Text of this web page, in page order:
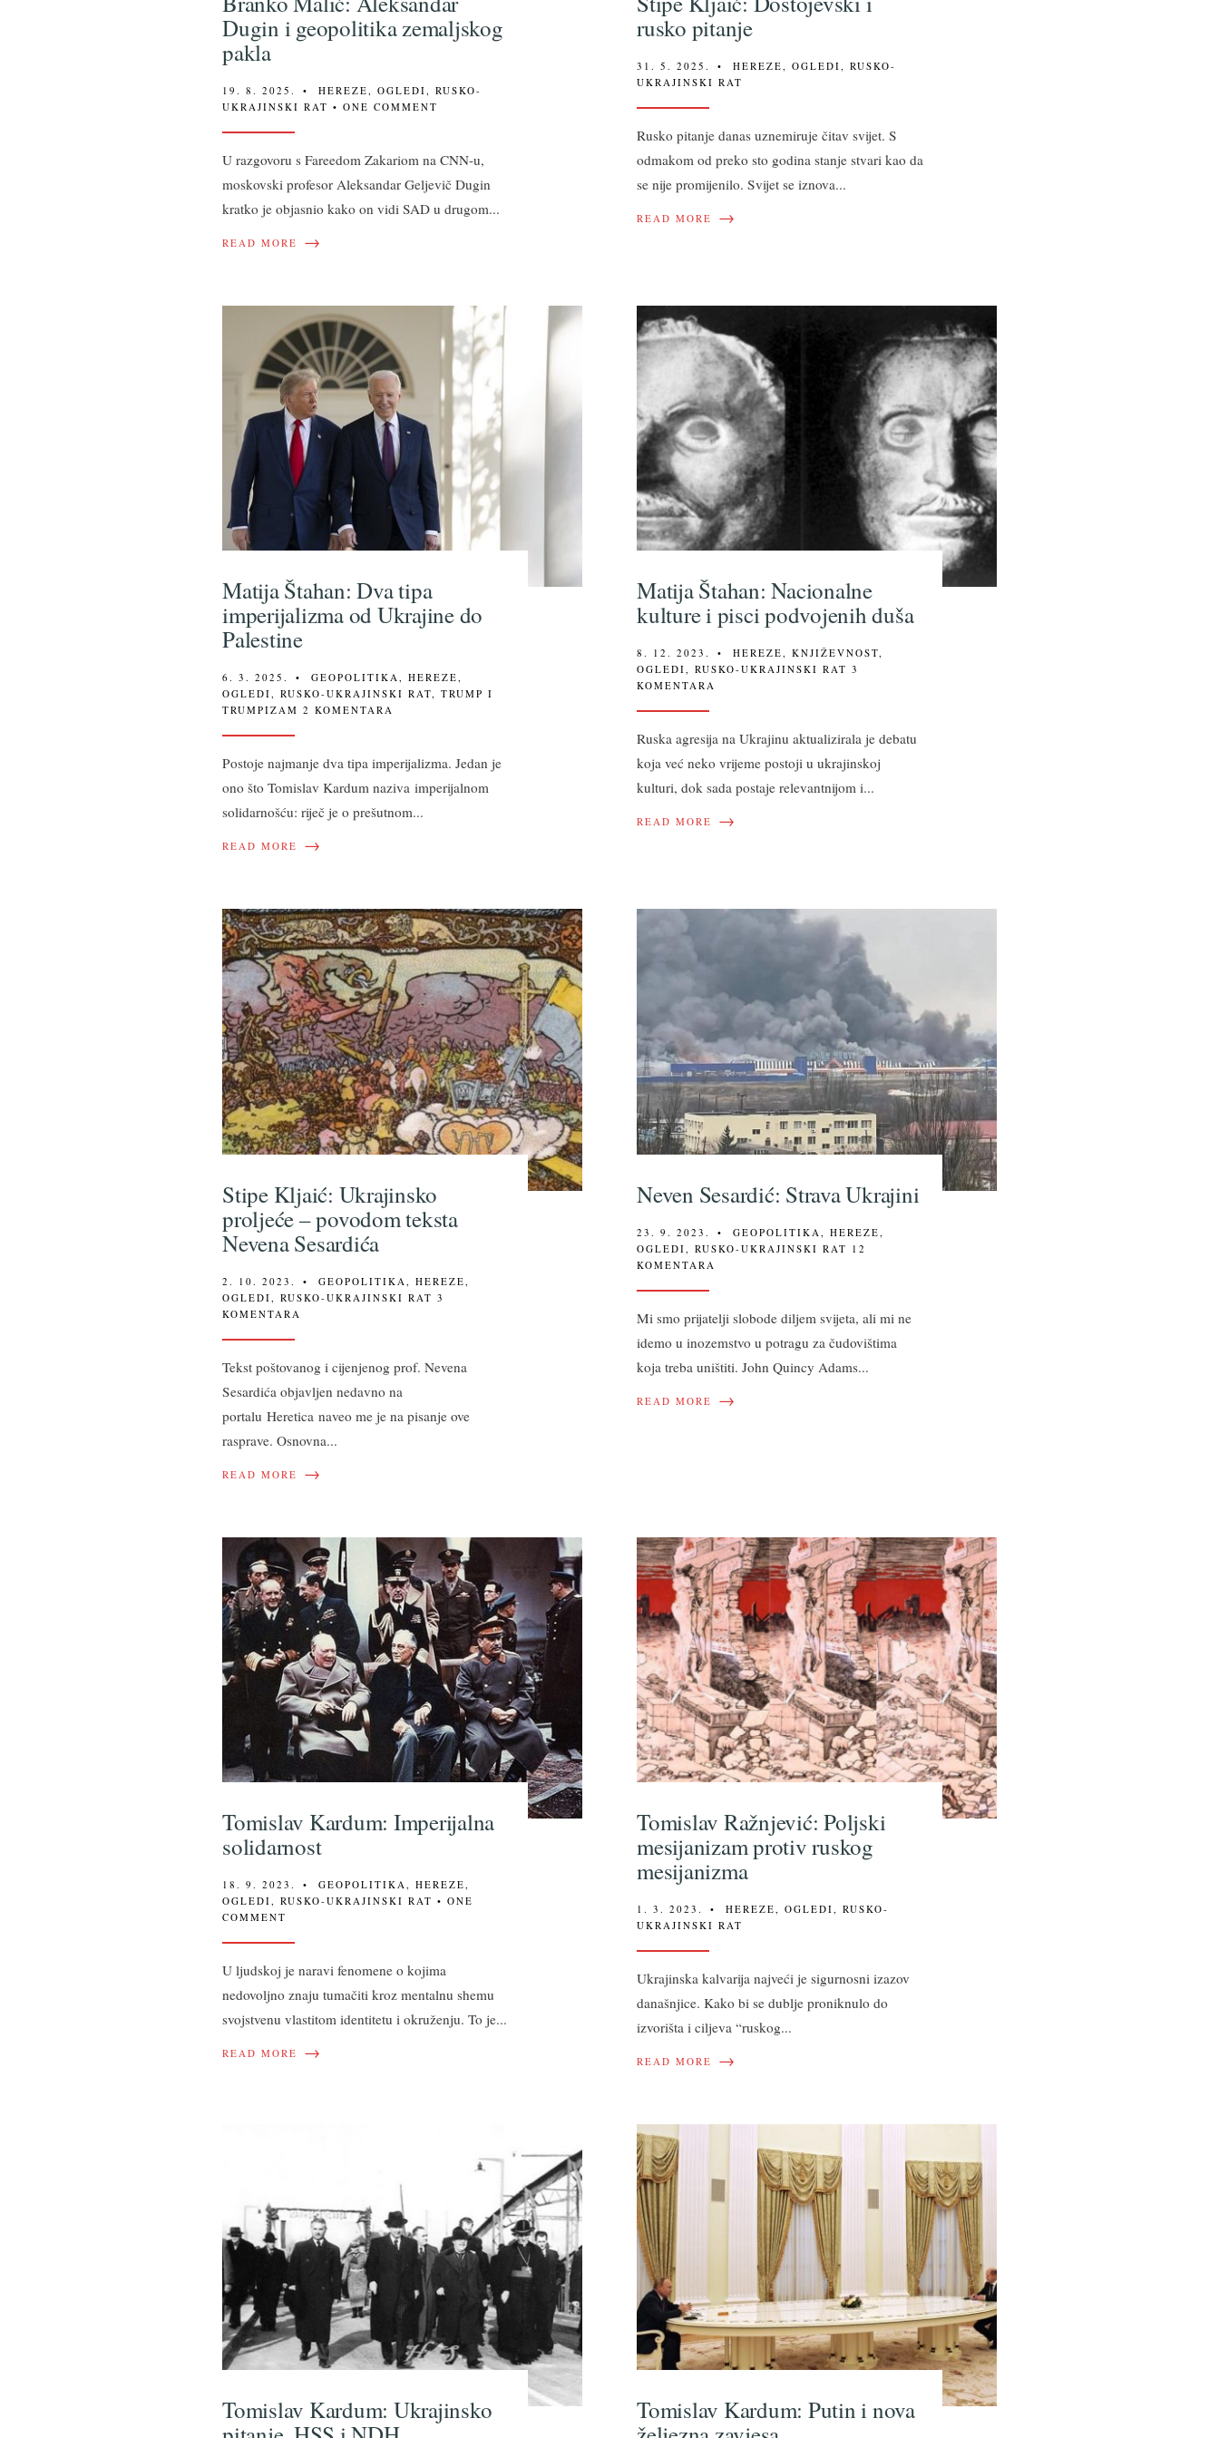
Dugin i geopolitika zemaljskog
pakla
19. 8. 2025. • HEREZE ,OGLEDI ,RUSKO-
UKRAJINSKI RAT • ONE COMMENT
U razgovoru s Fareedom Zakariom na CNN-u,
moskovski profesor Aleksandar Geljevič Dugin
kratko je objasnio kako on vidi SAD u drugom...
READ MORE →
rusko pitanje
31. 5. 2025. • HEREZE OGLEDI
RUSKO-
UKRAJINSKI RAT
Rusko pitanje danas uznemiruje čitav svijet. S
odmakom od preko sto godina stanje stvari kao da
se nije promijenilo. Svijet se iznova...
READ MORE →
Matija Štahan: Dva tipa
imperijalizma od Ukrajine do
Palestine
6. 3. 2025. • GEOPOLITIKA,HEREZE,
OGLEDI,RUSKO-UKRAJINSKI RAT,TRUMP I
TRUMPIZAM 2 KOMENTARA
Postoje najmanje dva tipa imperijalizma. Jedan je
ono što Tomislav Kardum naziva imperijalnom
solidarnošću: riječ je o prešutnom...
READ MORE →
Matija Štahan: Nacionalne
kulture i pisci podvojenih duša
8. 12. 2023. • HEREZE, KNJIŽEVNOST,
OGLEDI, RUSKO-UKRAJINSKI RAT 3
KOMENTARA
Ruska agresija na Ukrajinu aktualizirala je debatu
koja već neko vrijeme postoji u ukrajinskoj
kulturi, dok sada postaje relevantnijom i...
READ MORE →
Stipe Kljaić: Ukrajinsko
proljeće – povodom teksta
Nevena Sesardića
2. 10. 2023. • GEOPOLITIKA ,HEREZE
OGLEDI
,RUSKO-UKRAJINSKI RAT 3
KOMENTARA
Tekst poštovanog i cijenjenog prof. Nevena
Sesardića objavljen nedavno na
portalu Heretica naveo me je na pisanje ove
rasprave. Osnovna...
READ MORE →
Neven Sesardić: Strava Ukrajini
23. 9. 2023. • GEOPOLITIKA HEREZE
OGLEDI
RUSKO-UKRAJINSKI RAT 12
KOMENTARA
Mi smo prijatelji slobode diljem svijeta, ali mi ne
idemo u inozemstvo u potragu za čudovištima
koja treba uništiti. John Quincy Adams...
READ MORE →
Tomislav Kardum: Imperijalna
solidarnost
18. 9. 2023. • GEOPOLITIKA,HEREZE,
OGLEDI,RUSKO-UKRAJINSKI RAT • ONE
COMMENT
U ljudskoj je naravi fenomene o kojima
nedovoljno znaju tumačiti kroz mentalnu shemu
svojstvenu vlastitom identitetu i okruženju. To je...
READ MORE →
Tomislav Ražnjević: Poljski
mesijanizam protiv ruskog
mesijanizma
1. 3. 2023. • HEREZE, OGLEDI, RUSKO-
UKRAJINSKI RAT
Ukrajinska kalvarija najveći je sigurnosni izazov
današnjice. Kako bi se dublje proniknulo do
izvorišta i ciljeva “ruskog...
READ MORE →
Tomislav Kardum: Ukrajinsko
Tomislav Kardum: Putin i nova